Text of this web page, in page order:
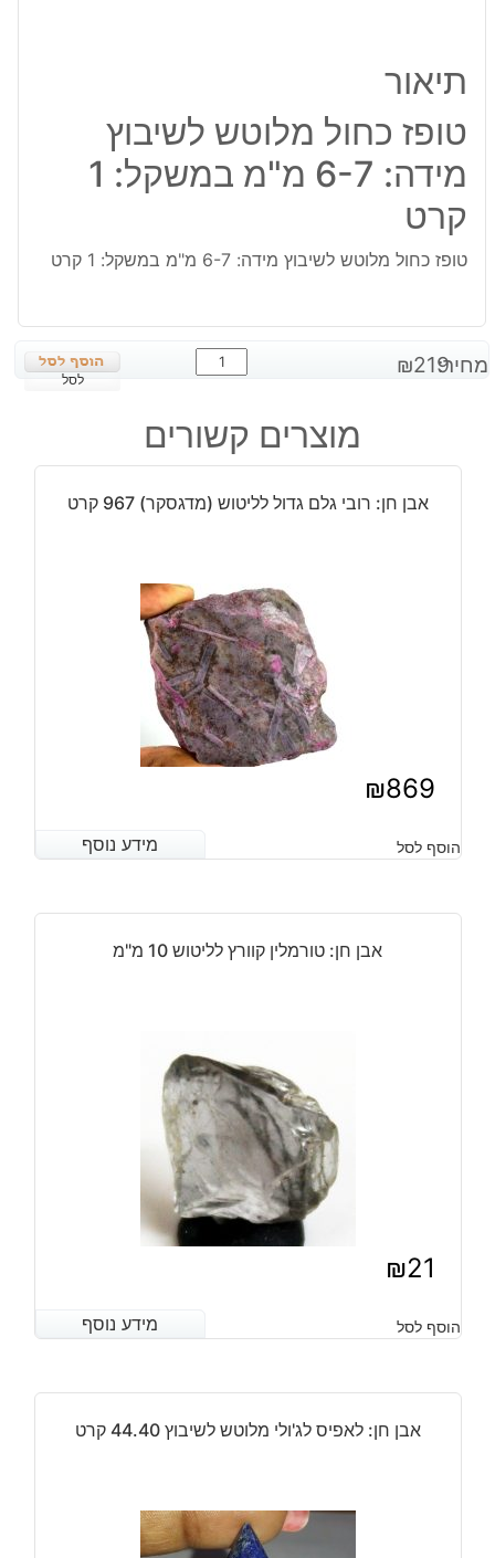
תיאור
טופז כחול מלוטש לשיבוץ
מידה: 6-7 מ"מ במשקל: 1
קרט
טופז כחול מלוטש לשיבוץ מידה: 6-7 מ"מ במשקל: 1 קרט
מחיר: ₪219
כמות
של
כחול
מלוטש
מידה:
מ"מ
במשקל:
1
קרט
לסל
מוצרים קשורים
אבן חן: רובי גלם גדול לליטוש (מדגסקר) 967 קרט
₪869
מידע נוסף הוסף לסל מידע נוסף
אבן חן: טורמלין קוורץ לליטוש 10 מ"מ
₪21
מידע נוסף הוסף לסל מידע נוסף
אבן חן: לאפיס לג'ולי מלוטש לשיבוץ 44.40 קרט